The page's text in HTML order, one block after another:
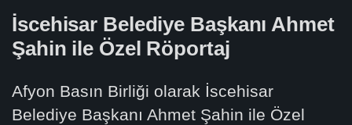
İscehisar Belediye Başkanı Ahmet
Şahin ile Özel Röportaj
Afyon Basın Birliği olarak İscehisar
Belediye Başkanı Ahmet Şahin ile Özel